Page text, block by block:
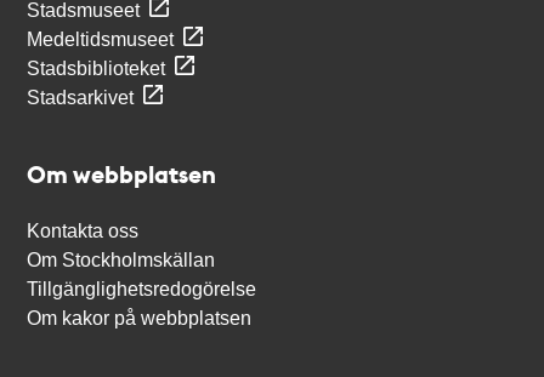
Stadsmuseet
Medeltidsmuseet
Stadsbiblioteket
Stadsarkivet
Om webbplatsen
Kontakta oss
Om Stockholmskällan
Tillgänglighetsredogörelse
Om kakor på webbplatsen